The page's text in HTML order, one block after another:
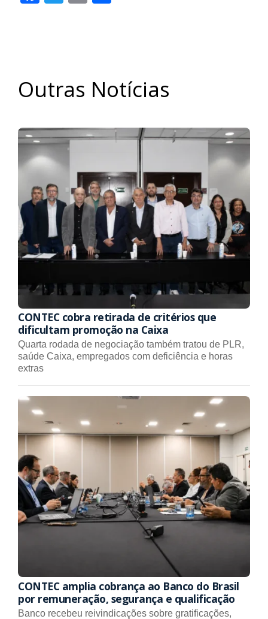
Outras Notícias
CONTEC cobra retirada de critérios que
dificultam promoção na Caixa
Quarta rodada de negociação também tratou de PLR,
saúde Caixa, empregados com deficiência e horas
extras
CONTEC amplia cobrança ao Banco do Brasil
por remuneração, segurança e qualificação
Banco recebeu reivindicações sobre gratificações,